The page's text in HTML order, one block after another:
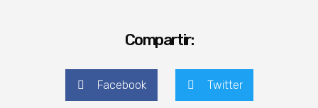
Compartir:
Facebook Twitter